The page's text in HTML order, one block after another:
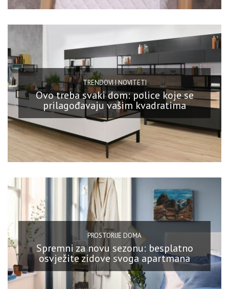
TRENDOVI I NOVITETI
Ovo treba svaki dom: police koje se
prilagođavaju vašim kvadratima
PROSTORIJE DOMA
Spremni za novu sezonu: besplatno
osvježite zidove svoga apartmana